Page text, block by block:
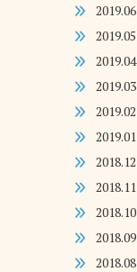
2019.06
2019.05
2019.04
2019.03
2019.02
2019.01
2018.12
2018.11
2018.10
2018.09
2018.08